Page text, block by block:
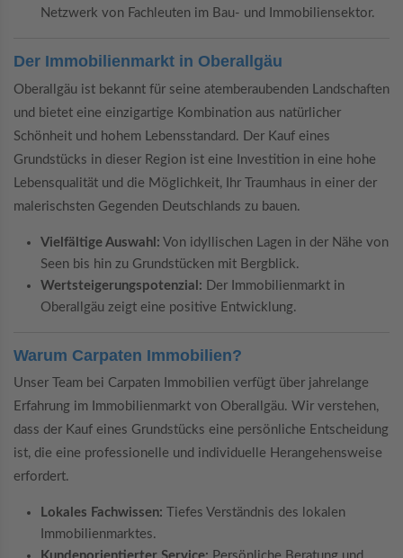
Netzwerk von Fachleuten im Bau- und Immobiliensektor.
Der Immobilienmarkt in Oberallgäu
Oberallgäu ist bekannt für seine atemberaubenden Landschaften
und bietet eine einzigartige Kombination aus natürlicher
Schönheit und hohem Lebensstandard. Der Kauf eines
Grundstücks in dieser Region ist eine Investition in eine hohe
Lebensqualität und die Möglichkeit, Ihr Traumhaus in einer der
malerischsten Gegenden Deutschlands zu bauen.
Vielfältige Auswahl: Von idyllischen Lagen in der Nähe von
Seen bis hin zu Grundstücken mit Bergblick.
Wertsteigerungspotenzial: Der Immobilienmarkt in
Oberallgäu zeigt eine positive Entwicklung.
Warum Carpaten Immobilien?
Unser Team bei Carpaten Immobilien verfügt über jahrelange
Erfahrung im Immobilienmarkt von Oberallgäu. Wir verstehen,
dass der Kauf eines Grundstücks eine persönliche Entscheidung
ist, die eine professionelle und individuelle Herangehensweise
erfordert.
Lokales Fachwissen: Tiefes Verständnis des lokalen
Immobilienmarktes.